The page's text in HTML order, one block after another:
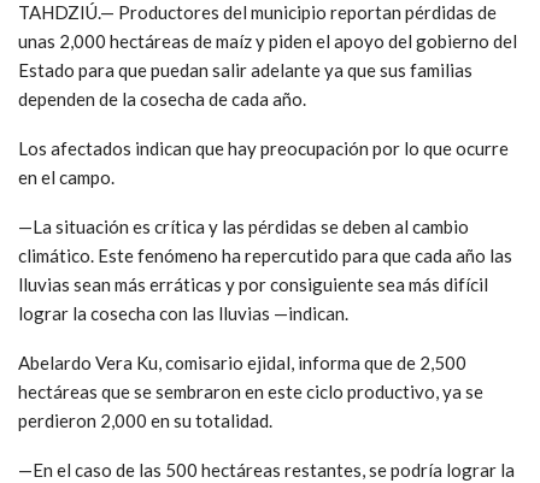
TAHDZIÚ.— Productores del municipio reportan pérdidas de
unas 2,000 hectáreas de maíz y piden el apoyo del gobierno del
Estado para que puedan salir adelante ya que sus familias
dependen de la cosecha de cada año.
Los afectados indican que hay preocupación por lo que ocurre
en el campo.
—La situación es crítica y las pérdidas se deben al cambio
climático. Este fenómeno ha repercutido para que cada año las
lluvias sean más erráticas y por consiguiente sea más difícil
lograr la cosecha con las lluvias —indican.
Abelardo Vera Ku, comisario ejidal, informa que de 2,500
hectáreas que se sembraron en este ciclo productivo, ya se
perdieron 2,000 en su totalidad.
—En el caso de las 500 hectáreas restantes, se podría lograr la